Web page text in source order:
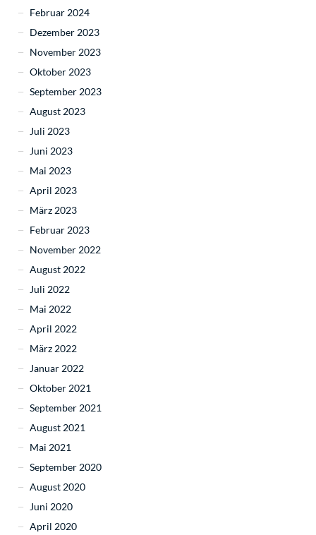
Februar 2024
Dezember 2023
November 2023
Oktober 2023
September 2023
August 2023
Juli 2023
Juni 2023
Mai 2023
April 2023
März 2023
Februar 2023
November 2022
August 2022
Juli 2022
Mai 2022
April 2022
März 2022
Januar 2022
Oktober 2021
September 2021
August 2021
Mai 2021
September 2020
August 2020
Juni 2020
April 2020